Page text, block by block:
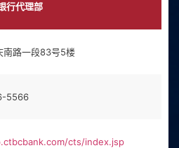
行代理部
南路一段83号5楼
5566
cts/index.jsp